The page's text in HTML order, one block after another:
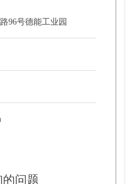
问题
96号德能工业园